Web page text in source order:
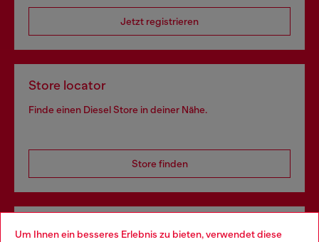
Um Ihnen ein besseres Erlebnis zu bieten, verwendet diese
Jetzt registrieren
Store locator
Finde einen Diesel Store in deiner Nähe.
Store finden
Omnichannel-Services